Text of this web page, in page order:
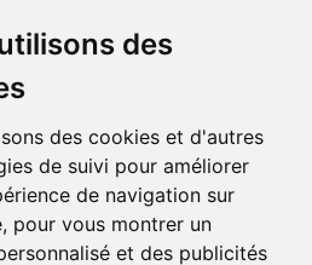
des
des cookies et d'autres
de suivi pour améliorer
de navigation sur
pour vous montrer un
et des publicités
le prolongement digital de la pharmacie
– Rang-du-Fliers.
en ligne parmi des milliers de